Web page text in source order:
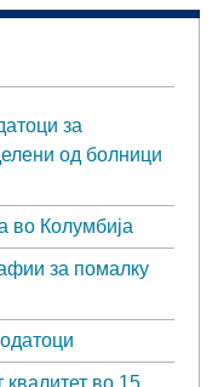
за
од болници
во Колумбија
за помалку
квалитет во 15